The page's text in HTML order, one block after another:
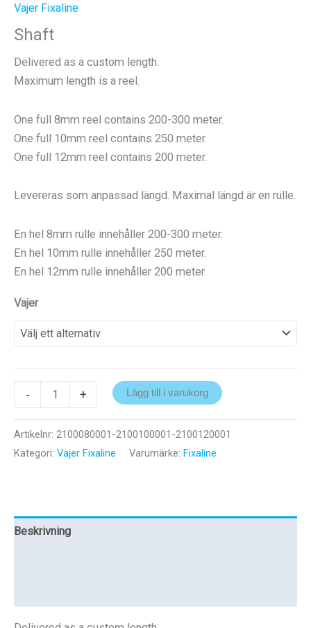
Vajer Fixaline
Shaft
Delivered as a custom length.
Maximum length is a reel.
One full 8mm reel contains 200-300 meter.
One full 10mm reel contains 250 meter.
One full 12mm reel contains 200 meter.
Levereras som anpassad längd. Maximal längd är en rulle.
En hel 8mm rulle innehåller 200-300 meter.
En hel 10mm rulle innehåller 250 meter.
En hel 12mm rulle innehåller 200 meter.
Vajer
-
mängd
+ Lägg till i varukorg
Artikelnr: 2100080001-2100100001-2100120001
Kategori: Vajer Fixaline Varumärke: Fixaline
Beskrivning